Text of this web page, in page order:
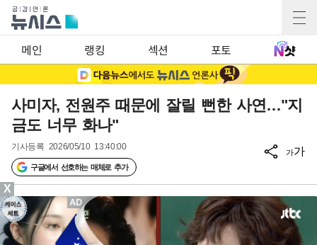
메인 랭킹 섹션 포토
사미자, 전원주 때문에 잘릴 뻔한 사연…"지
금도 너무 화나"
기사등록 2026/05/10 13:40:00
구글에서 선호하는 매체로 추가
가가
X